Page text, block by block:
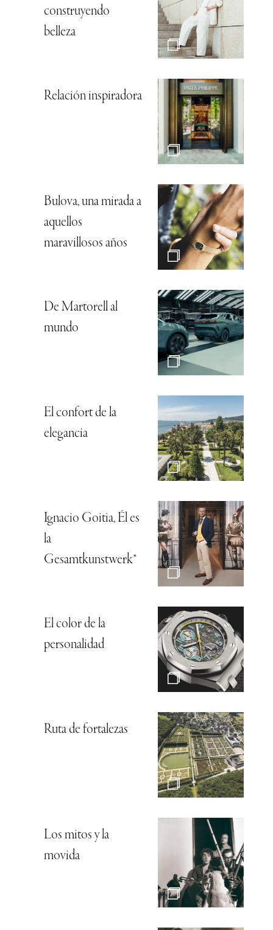
construyendo
belleza
Relación inspiradora
Bulova, una mirada a
aquellos
maravillosos años
De Martorell al
mundo
El confort de la
elegancia
Ignacio Goitia, Él es
la
Gesamtkunstwerk*
El color de la
personalidad
Ruta de fortalezas
Los mitos y la
movida